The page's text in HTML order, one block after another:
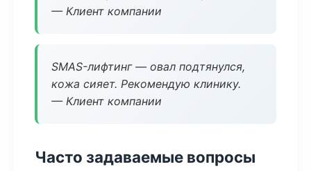
— Клиент компании
SMAS-лифтинг — овал подтянулся,
кожа сияет. Рекомендую клинику.
— Клиент компании
Часто задаваемые вопросы